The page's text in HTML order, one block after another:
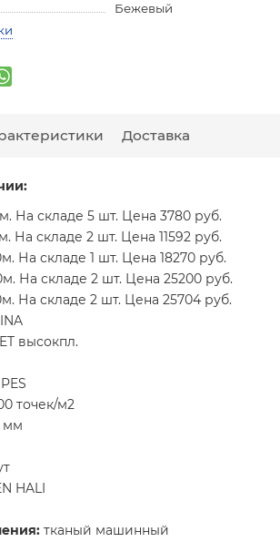
Бежевый
Доставка
На складе 5 шт. Цена 3780 руб.
На складе 2 шт. Цена 11592 руб.
На складе 1 шт. Цена 18270 руб.
На складе 2 шт. Цена 25200 руб.
На складе 2 шт. Цена 25704 руб.
высокпл.
точек/м2
мм
HALI
тканый машинный